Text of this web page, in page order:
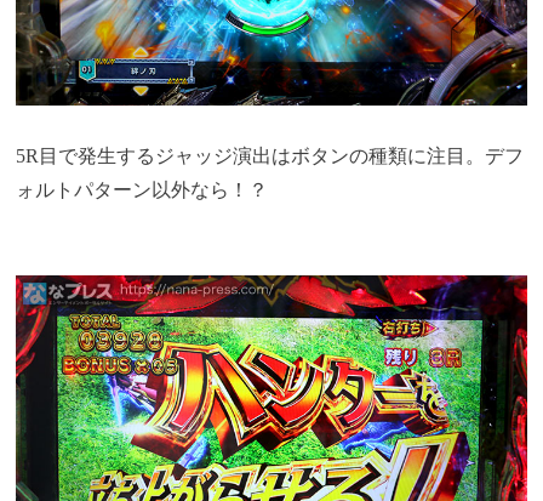
5R目で発生するジャッジ演出はボタンの種類に注目。デフ
ォルトパターン以外なら！？